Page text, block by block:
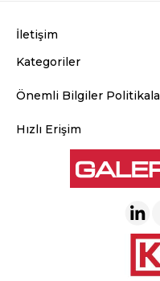
İletişim
Kategoriler
Önemli Bilgiler
Hızlı Erişim